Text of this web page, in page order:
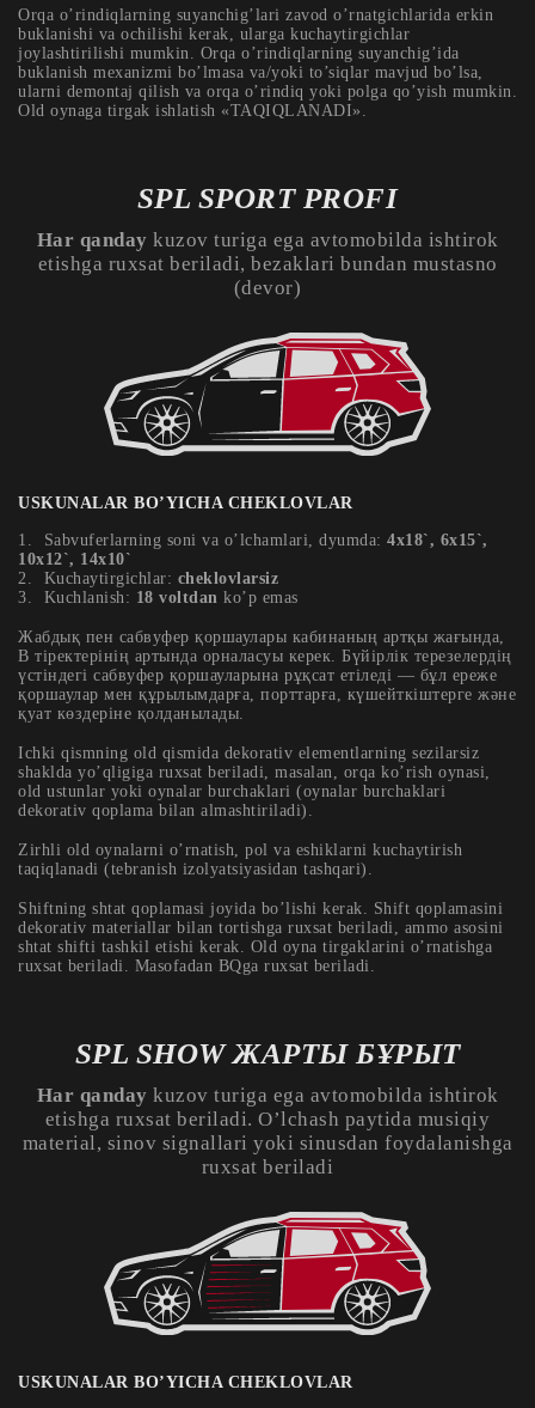
Orqa o’rindiqlarning suyanchig’lari zavod o’rnatgichlarida erkin
buklanishi va ochilishi kerak, ularga kuchaytirgichlar
joylashtirilishi mumkin. Orqa o’rindiqlarning suyanchig’ida
buklanish mexanizmi bo’lmasa va/yoki to’siqlar mavjud bo’lsa,
ularni demontaj qilish va orqa o’rindiq yoki polga qo’yish mumkin.
Old oynaga tirgak ishlatish «TAQIQLANADI».
SPL SPORT PROFI
Har qanday kuzov turiga ega avtomobilda ishtirok
etishga ruxsat beriladi, bezaklari bundan mustasno
(devor)
USKUNALAR BO’YICHA CHEKLOVLAR
Sabvuferlarning soni va o’lchamlari, dyumda: 4х18`, 6х15`,
10х12`, 14х10`
Kuchaytirgichlar: cheklovlarsiz
Kuchlanish: 18 voltdan ko’p emas
Жабдық пен сабвуфер қоршаулары кабинаның артқы жағында,
В тіректерінің артында орналасуы керек. Бүйірлік терезелердің
үстіндегі сабвуфер қоршауларына рұқсат етіледі — бұл ереже
қоршаулар мен құрылымдарға, порттарға, күшейткіштерге және
қуат көздеріне қолданылады.
Ichki qismning old qismida dekorativ elementlarning sezilarsiz
shaklda yo’qligiga ruxsat beriladi, masalan, orqa ko’rish oynasi,
old ustunlar yoki oynalar burchaklari (oynalar burchaklari
dekorativ qoplama bilan almashtiriladi).
Zirhli old oynalarni o’rnatish, pol va eshiklarni kuchaytirish
taqiqlanadi (tebranish izolyatsiyasidan tashqari).
Shiftning shtat qoplamasi joyida bo’lishi kerak. Shift qoplamasini
dekorativ materiallar bilan tortishga ruxsat beriladi, ammo asosini
shtat shifti tashkil etishi kerak. Old oyna tirgaklarini o’rnatishga
ruxsat beriladi. Masofadan BQga ruxsat beriladi.
SPL SHOW ЖАРТЫ БҰРЫТ
Har qanday kuzov turiga ega avtomobilda ishtirok
etishga ruxsat beriladi. O’lchash paytida musiqiy
material, sinov signallari yoki sinusdan foydalanishga
ruxsat beriladi
USKUNALAR BO’YICHA CHEKLOVLAR